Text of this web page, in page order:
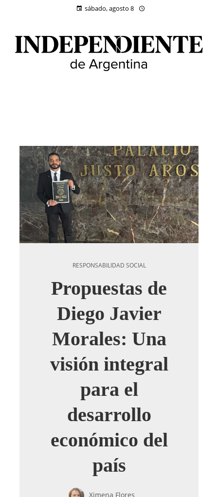
sábado, agosto 8
RESPONSABILIDAD SOCIAL
Propuestas de
Diego Javier
Morales: Una
visión integral
para el
desarrollo
económico del
país
Ximena Flores